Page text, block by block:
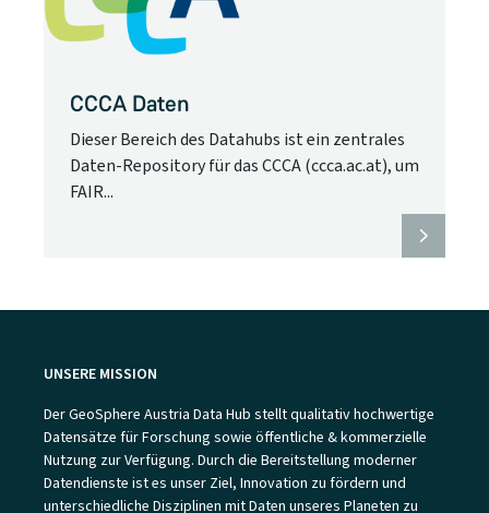
CCCA Daten
Dieser Bereich des Datahubs ist ein zentrales
Daten-Repository für das CCCA (ccca.ac.at), um
FAIR...
UNSERE MISSION
Der GeoSphere Austria Data Hub stellt qualitativ hochwertige
Datensätze für Forschung sowie öffentliche & kommerzielle
Nutzung zur Verfügung. Durch die Bereitstellung moderner
Datendienste ist es unser Ziel, Innovation zu fördern und
unterschiedliche Disziplinen mit Daten unseres Planeten zu